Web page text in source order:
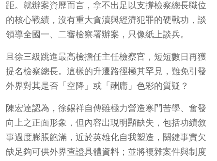
距。就辦案資歷而言，拿不出足以支撐檢察總長職位
的核心戰績，沒有重大貪瀆與經濟犯罪的硬戰功，談
領導全國一、二審檢察署辦案，只像紙上談兵。
且徐三級跳進最高檢擔任主任檢察官，短短數日再獲
提名檢察總長。這樣的升遷路徑極其罕見，難免引發
外界對其是否「空降」或「酬庸」色彩的質疑？
陳宏達認為，徐錫祥自傳雖極力營造寒門苦學、奮發
向上之正面形象，但內容出現明顯缺失，包括功績敘
事過度膨脹飽滿，近於英雄化自我塑造，關鍵事實欠
缺足夠可供外界查證具體資料；並將複雜案件與制度